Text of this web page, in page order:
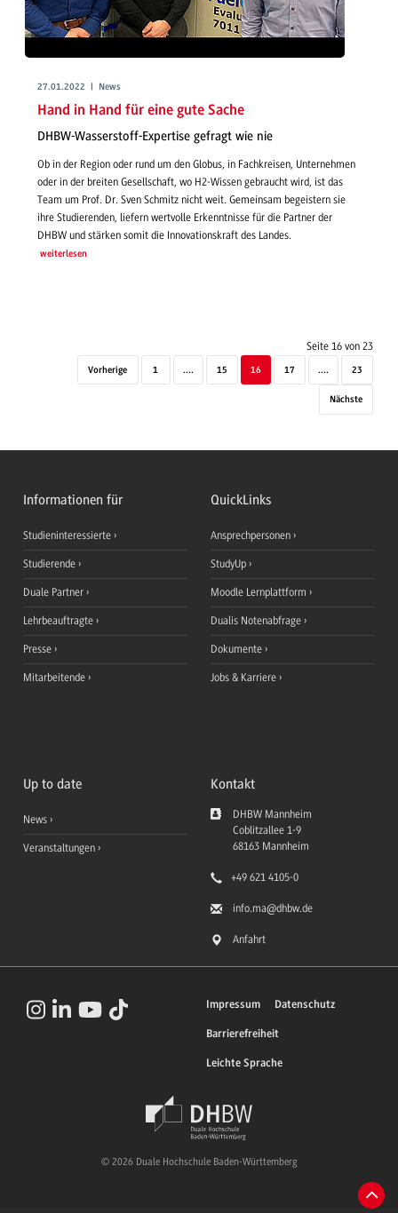
27.01.2022 | News
Hand in Hand für eine gute Sache
DHBW-Wasserstoff-Expertise gefragt wie nie
Ob in der Region oder rund um den Globus, in Fachkreisen, Unternehmen
oder in der breiten Gesellschaft, wo H2-Wissen gebraucht wird, ist das
Team um Prof. Dr. Sven Schmitz nicht weit. Gemeinsam begeistern sie
ihre Studierenden, liefern wertvolle Erkenntnisse für die Partner der
DHBW und stärken somit die Innovationskraft des Landes.
weiterlesen
Seite 16 von 23
Vorherige 1 .... 15 16 17 .... 23
Nächste
Informationen für
Studieninteressierte
Studierende
Duale Partner
Lehrbeauftragte
Presse
Mitarbeitende
QuickLinks
Ansprechpersonen
StudyUp
Moodle Lernplattform
Dualis Notenabfrage
Dokumente
Jobs & Karriere
Up to date
News
Veranstaltungen
Kontakt
DHBW Mannheim
Coblitzallee 1-9
68163 Mannheim
+49 621 4105-0
info.ma@dhbw.de
Anfahrt
Impressum Datenschutz
Barrierefreiheit
Leichte Sprache
© 2026 Duale Hochschule Baden-Württemberg
Zum